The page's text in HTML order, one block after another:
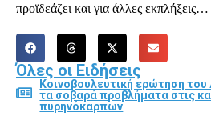
προϊδεάζει και για άλλες εκπλήξεις…
Όλες οι Ειδήσεις
Κοινοβουλευτική ερώτηση του
τα σοβαρά προβλήματα στις
πυρηνόκαρπων